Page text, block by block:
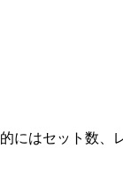
にはセット数、